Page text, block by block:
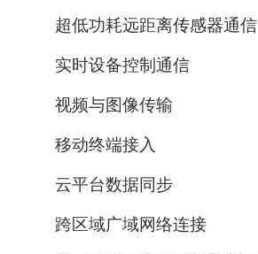
超低功耗远距离传感器通信
实时设备控制通信
视频与图像传输
移动终端接入
云平台数据同步
跨区域广域网络连接